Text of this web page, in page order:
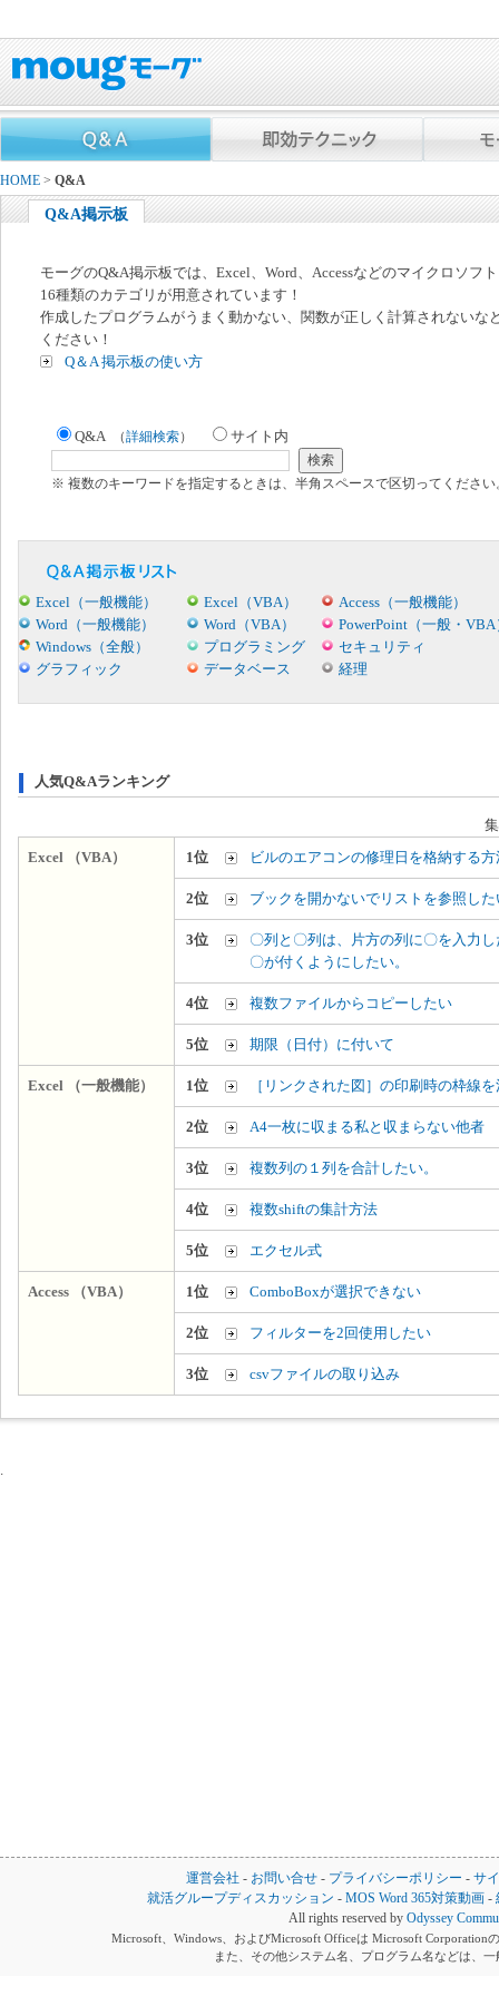
HOME > Q&A
Q&A掲示板
モーグのQ&A掲示板では、Excel、Word、Accessなどのマイクロソフ
16種類のカテゴリが用意されています！
作成したプログラムがうまく動かない、関数が正しく計算されないな
ください！
Q＆A 掲示板の使い方
Q&A （詳細検索） サイト内
※ 複数のキーワードを指定するときは、半角スペースで区切ってください
Excel（一般機能） Excel（VBA）
Access（一般機能）
Word（一般機能）
Word（VBA）
PowerPoint（一般・VBA
Windows（全般）
プログラミング
セキュリティ
グラフィック
データベース 経理
人気Q&Aランキング
Excel （VBA）
1位 ビルのエアコンの修理日を格納する方
2位 ブックを開かないでリストを参照した
3位
〇列と〇列は、片方の列に〇を入力
〇が付くようにしたい。
4位 複数ファイルからコピーしたい
5位 期限（日付）に付いて
Excel （一般機能） 1位 ［リンクされた図］の印刷時の枠線
2位 A4一枚に収まる私と収まらない他者
3位 複数列の１列を合計したい。
4位 複数shiftの集計方法
5位 エクセル式
Access （VBA） 1位 ComboBoxが選択できない
2位 フィルターを2回使用したい
3位 csvファイルの取り込み
運営会社 - お問い合せ - プライバシーポリシー - サ
就活グループディスカッション -MOS Word 365対策動画 -
All rights reserved by Odyssey
Microsoft、Windows、およびMicrosoft Officeは Microsoft Corporation
また、その他システム名、プログラム名などは、